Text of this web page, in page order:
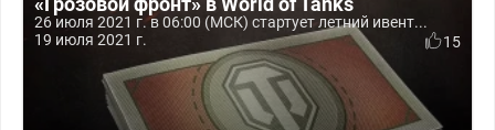
26 июля 2021 г. в 06:00 (МСК) стартует летний ивент...
19 июля 2021 г.
15